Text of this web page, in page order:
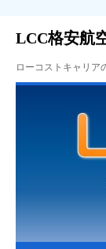
LCC格安航
ローコストキャリア